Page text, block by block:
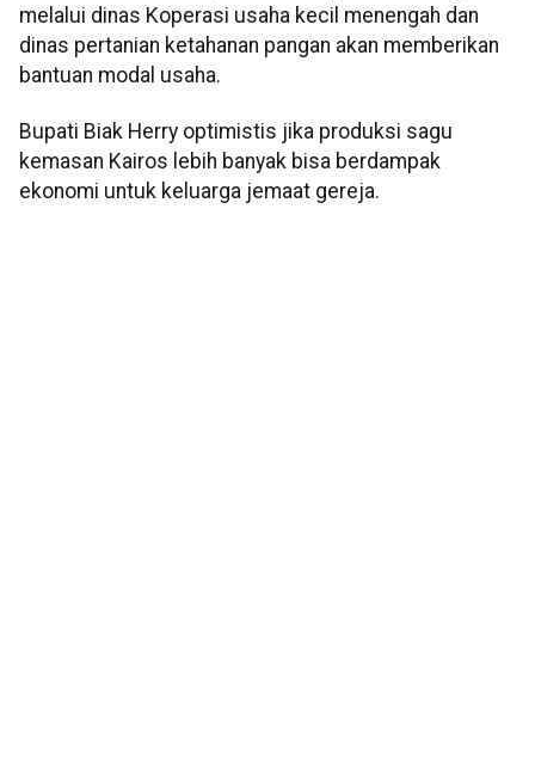
melalui dinas Koperasi usaha kecil menengah dan
dinas pertanian ketahanan pangan akan memberikan
bantuan modal usaha.
Bupati Biak Herry optimistis jika produksi sagu
kemasan Kairos lebih banyak bisa berdampak
ekonomi untuk keluarga jemaat gereja.